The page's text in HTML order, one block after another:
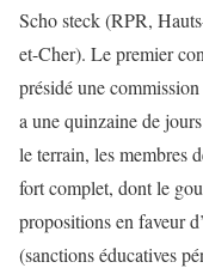
Scho steck (RPR,
et-Cher). Le premier
présidé une
a une quinzaine de
le terrain, les membres
fort complet, dont le
propositions en faveur
(sanctions éducatives